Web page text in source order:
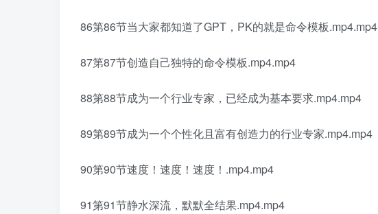
86第86节当大家都知道了GPT，PK的就是命令模板.mp4.mp4
87第87节创造自己独特的命令模板.mp4.mp4
88第88节成为一个行业专家，已经成为基本要求.mp4.mp4
89第89节成为一个个性化且富有创造力的行业专家.mp4.mp4
90第90节速度！速度！速度！.mp4.mp4
91第91节静水深流，默默全结果.mp4.mp4